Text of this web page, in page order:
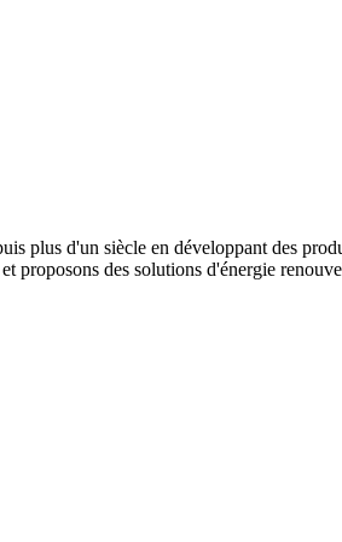
plus d'un siècle en développant des
proposons des solutions d'énergie